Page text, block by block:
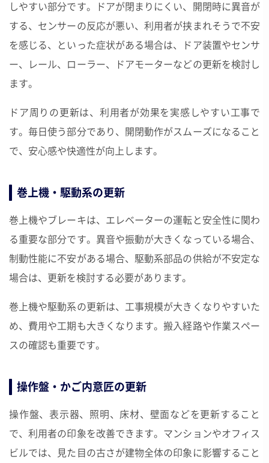
しやすい部分です。ドアが閉まりにくい、開閉時に異音が
する、センサーの反応が悪い、利用者が挟まれそうで不安
を感じる、といった症状がある場合は、ドア装置やセンサ
ー、レール、ローラー、ドアモーターなどの更新を検討し
ます。
ドア周りの更新は、利用者が効果を実感しやすい工事で
す。毎日使う部分であり、開閉動作がスムーズになること
で、安心感や快適性が向上します。
巻上機・駆動系の更新
巻上機やブレーキは、エレベーターの運転と安全性に関わ
る重要な部分です。異音や振動が大きくなっている場合、
制動性能に不安がある場合、駆動系部品の供給が不安定な
場合は、更新を検討する必要があります。
巻上機や駆動系の更新は、工事規模が大きくなりやすいた
め、費用や工期も大きくなります。搬入経路や作業スペー
スの確認も重要です。
操作盤・かご内意匠の更新
操作盤、表示器、照明、床材、壁面などを更新すること
で、利用者の印象を改善できます。マンションやオフィス
ビルでは、見た目の古さが建物全体の印象に影響すること